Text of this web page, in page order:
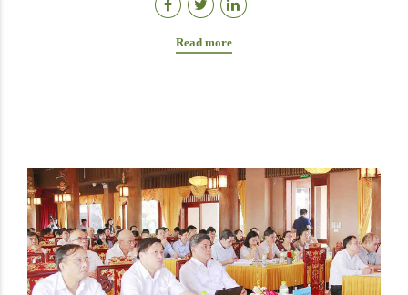
Read more